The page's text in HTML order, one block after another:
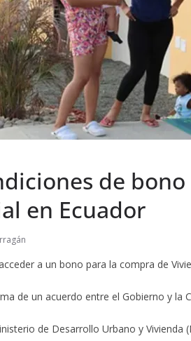
de
en Ecuador
a un bono para la compra de
de un acuerdo entre el Gobierno y la
de Desarrollo Urbano y Vivienda